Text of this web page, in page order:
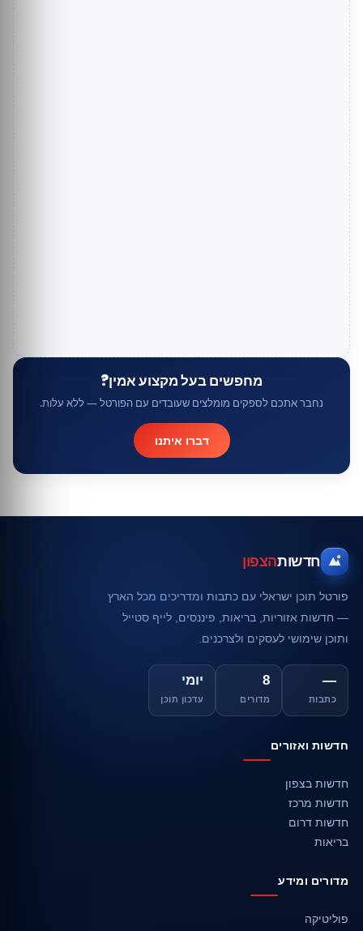
מחפשים בעל מקצוע אמין?
נחבר אתכם לספקים מומלצים שעובדים עם הפורטל — ללא עלות.
דברו איתנו
חדשותהצפון
פורטל תוכן ישראלי עם כתבות ומדריכים מכל הארץ
— חדשות אזוריות, בריאות, פיננסים, לייף סטייל
ותוכן שימושי לעסקים ולצרכנים.
—
כתבות
8
מדורים
יומי
עדכון תוכן
חדשות ואזורים
חדשות בצפון
חדשות מרכז
חדשות דרום
בריאות
מדורים ומידע
פוליטיקה